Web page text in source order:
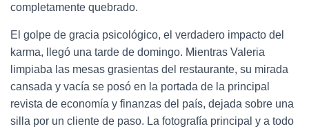
completamente quebrado.
El golpe de gracia psicológico, el verdadero impacto del
karma, llegó una tarde de domingo. Mientras Valeria
limpiaba las mesas grasientas del restaurante, su mirada
cansada y vacía se posó en la portada de la principal
revista de economía y finanzas del país, dejada sobre una
silla por un cliente de paso. La fotografía principal y a todo